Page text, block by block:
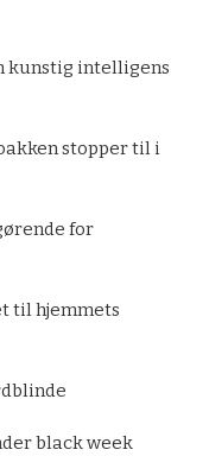
kunstig intelligens
stopper til i
for
til hjemmets
black week